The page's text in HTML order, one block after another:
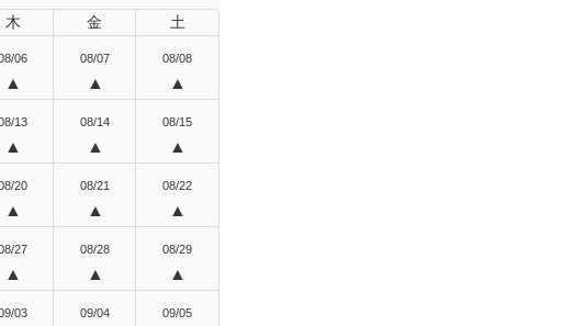
木 金 土
06
▲
08/07
▲
08/08
▲
13
▲
08/14
▲
08/15
▲
20
▲
08/21
▲
08/22
▲
27
▲
08/28
▲
08/29
▲
03 09/04 09/05